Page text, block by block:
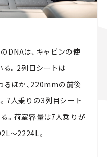
DNAは、キャビンの使
。2列目シートは
ほか、220mmの前後
7人乗りの3列目シート
。荷室容量は7人乗りが
〜2224L。